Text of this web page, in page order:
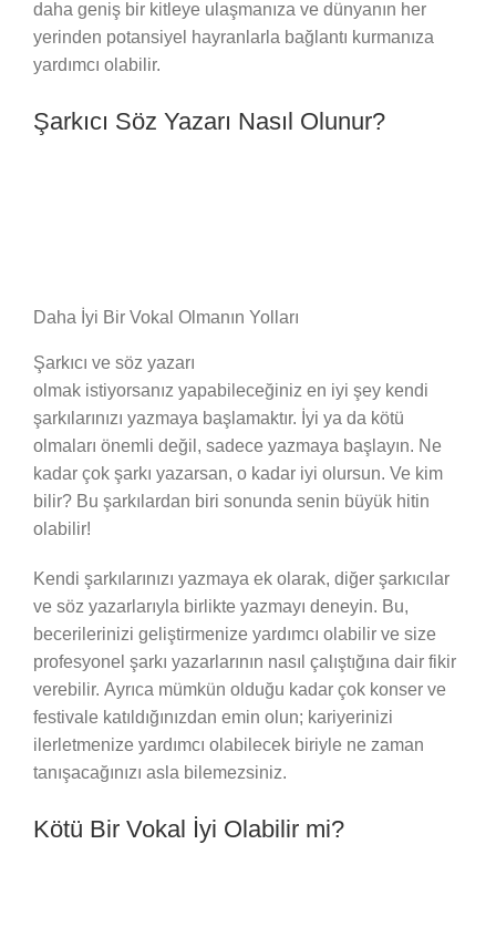
daha geniş bir kitleye ulaşmanıza ve dünyanın her
yerinden potansiyel hayranlarla bağlantı kurmanıza
yardımcı olabilir.
Şarkıcı Söz Yazarı Nasıl Olunur?
Daha İyi Bir Vokal Olmanın Yolları
Şarkıcı ve söz yazarı
olmak istiyorsanız yapabileceğiniz en iyi şey kendi
şarkılarınızı yazmaya başlamaktır. İyi ya da kötü
olmaları önemli değil, sadece yazmaya başlayın. Ne
kadar çok şarkı yazarsan, o kadar iyi olursun. Ve kim
bilir? Bu şarkılardan biri sonunda senin büyük hitin
olabilir!
Kendi şarkılarınızı yazmaya ek olarak, diğer şarkıcılar
ve söz yazarlarıyla birlikte yazmayı deneyin. Bu,
becerilerinizi geliştirmenize yardımcı olabilir ve size
profesyonel şarkı yazarlarının nasıl çalıştığına dair fikir
verebilir. Ayrıca mümkün olduğu kadar çok konser ve
festivale katıldığınızdan emin olun; kariyerinizi
ilerletmenize yardımcı olabilecek biriyle ne zaman
tanışacağınızı asla bilemezsiniz.
Kötü Bir Vokal İyi Olabilir mi?